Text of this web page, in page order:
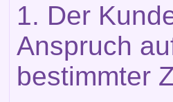
1. Der
Anspruch
bestimmter